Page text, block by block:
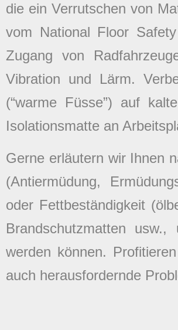
die ein Verrutschen von
vom National Floor
Zugang von
Vibration und Lärm.
(“warme Füsse”) auf
Isolationsmatte an
Gerne erläutern wir Ihnen
(Antiermüdung,
oder Fettbeständigkeit
Brandschutzmatten
werden können.
auch herausfordernde